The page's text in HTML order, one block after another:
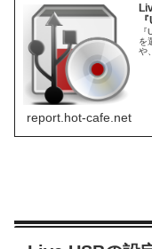
を
や
report.hot-cafe.net